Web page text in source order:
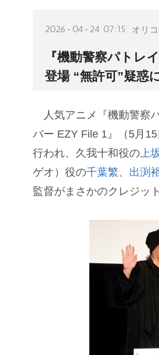
2026-04-24 07:15 オリ
『機動警察パトレ
登場 “無許可”疑惑
人気アニメ『機動警察
バー EZY File 1』（5月
行われ、久我十和役の上
ゲオ）役の千葉繁、 出渕
監督がまさかのクレジッ